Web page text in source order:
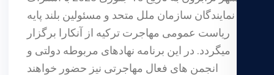
نمايندگان سازمان ملل متحد و مسئولین بلند پایه
ریاست عمومی مهاجرت ترکیه از آنکارا برگزار
میگردد. در این برنامه نهادهای مربوطه دولتی و
انجمن های فعال مهاجرتی نیز حضور خواهند